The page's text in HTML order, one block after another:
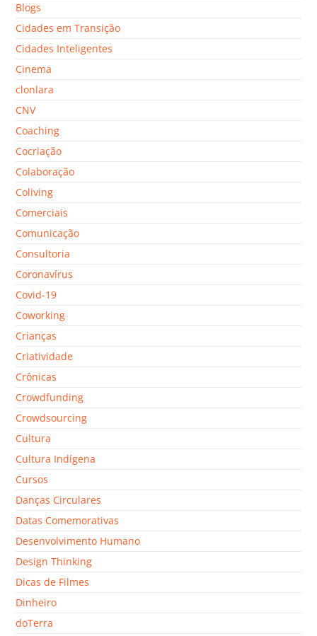
Blogs
Cidades em Transição
Cidades Inteligentes
Cinema
clonlara
CNV
Coaching
Cocriação
Colaboração
Coliving
Comerciais
Comunicação
Consultoria
Coronavírus
Covid-19
Coworking
Crianças
Criatividade
Crônicas
Crowdfunding
Crowdsourcing
Cultura
Cultura Indígena
Cursos
Danças Circulares
Datas Comemorativas
Desenvolvimento Humano
Design Thinking
Dicas de Filmes
Dinheiro
doTerra